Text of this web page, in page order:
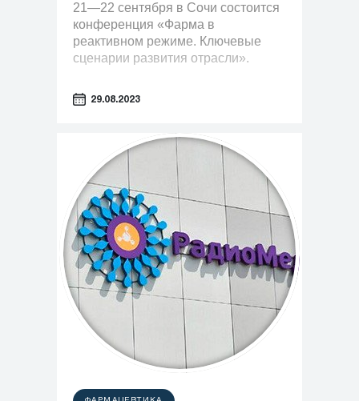
21—22 сентября в Сочи состоится
конференция «Фарма в
реактивном режиме. Ключевые
сценарии развития отрасли».
29.08.2023